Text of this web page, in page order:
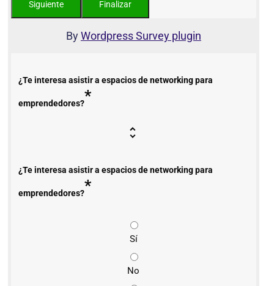
ByWordpress Survey plugin
¿Te interesa asistir a espacios de networking para
emprendedores?*
¿Te interesa asistir a espacios de networking para
emprendedores?*
Sí
No